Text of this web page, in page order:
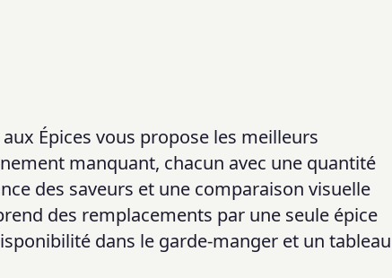
Épices vous propose les meilleurs
manquant, chacun avec une quantité
des saveurs et une comparaison visuelle
des remplacements par une seule épice
dans le garde-manger et un tableau